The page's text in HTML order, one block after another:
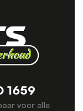
1659
voor alle